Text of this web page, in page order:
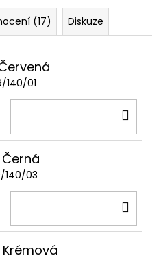
(17) Diskuze
140/01
140/03